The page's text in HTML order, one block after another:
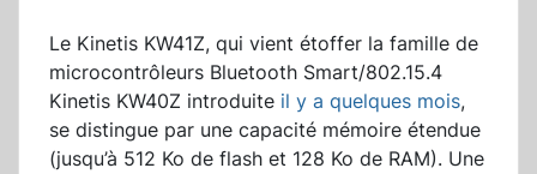
Le Kinetis KW41Z, qui vient étoffer la famille de
microcontrôleurs Bluetooth Smart/802.15.4
Kinetis KW40Z introduite il y a quelques mois,
se distingue par une capacité mémoire étendue
(jusqu’à 512 Ko de flash et 128 Ko de RAM). Une